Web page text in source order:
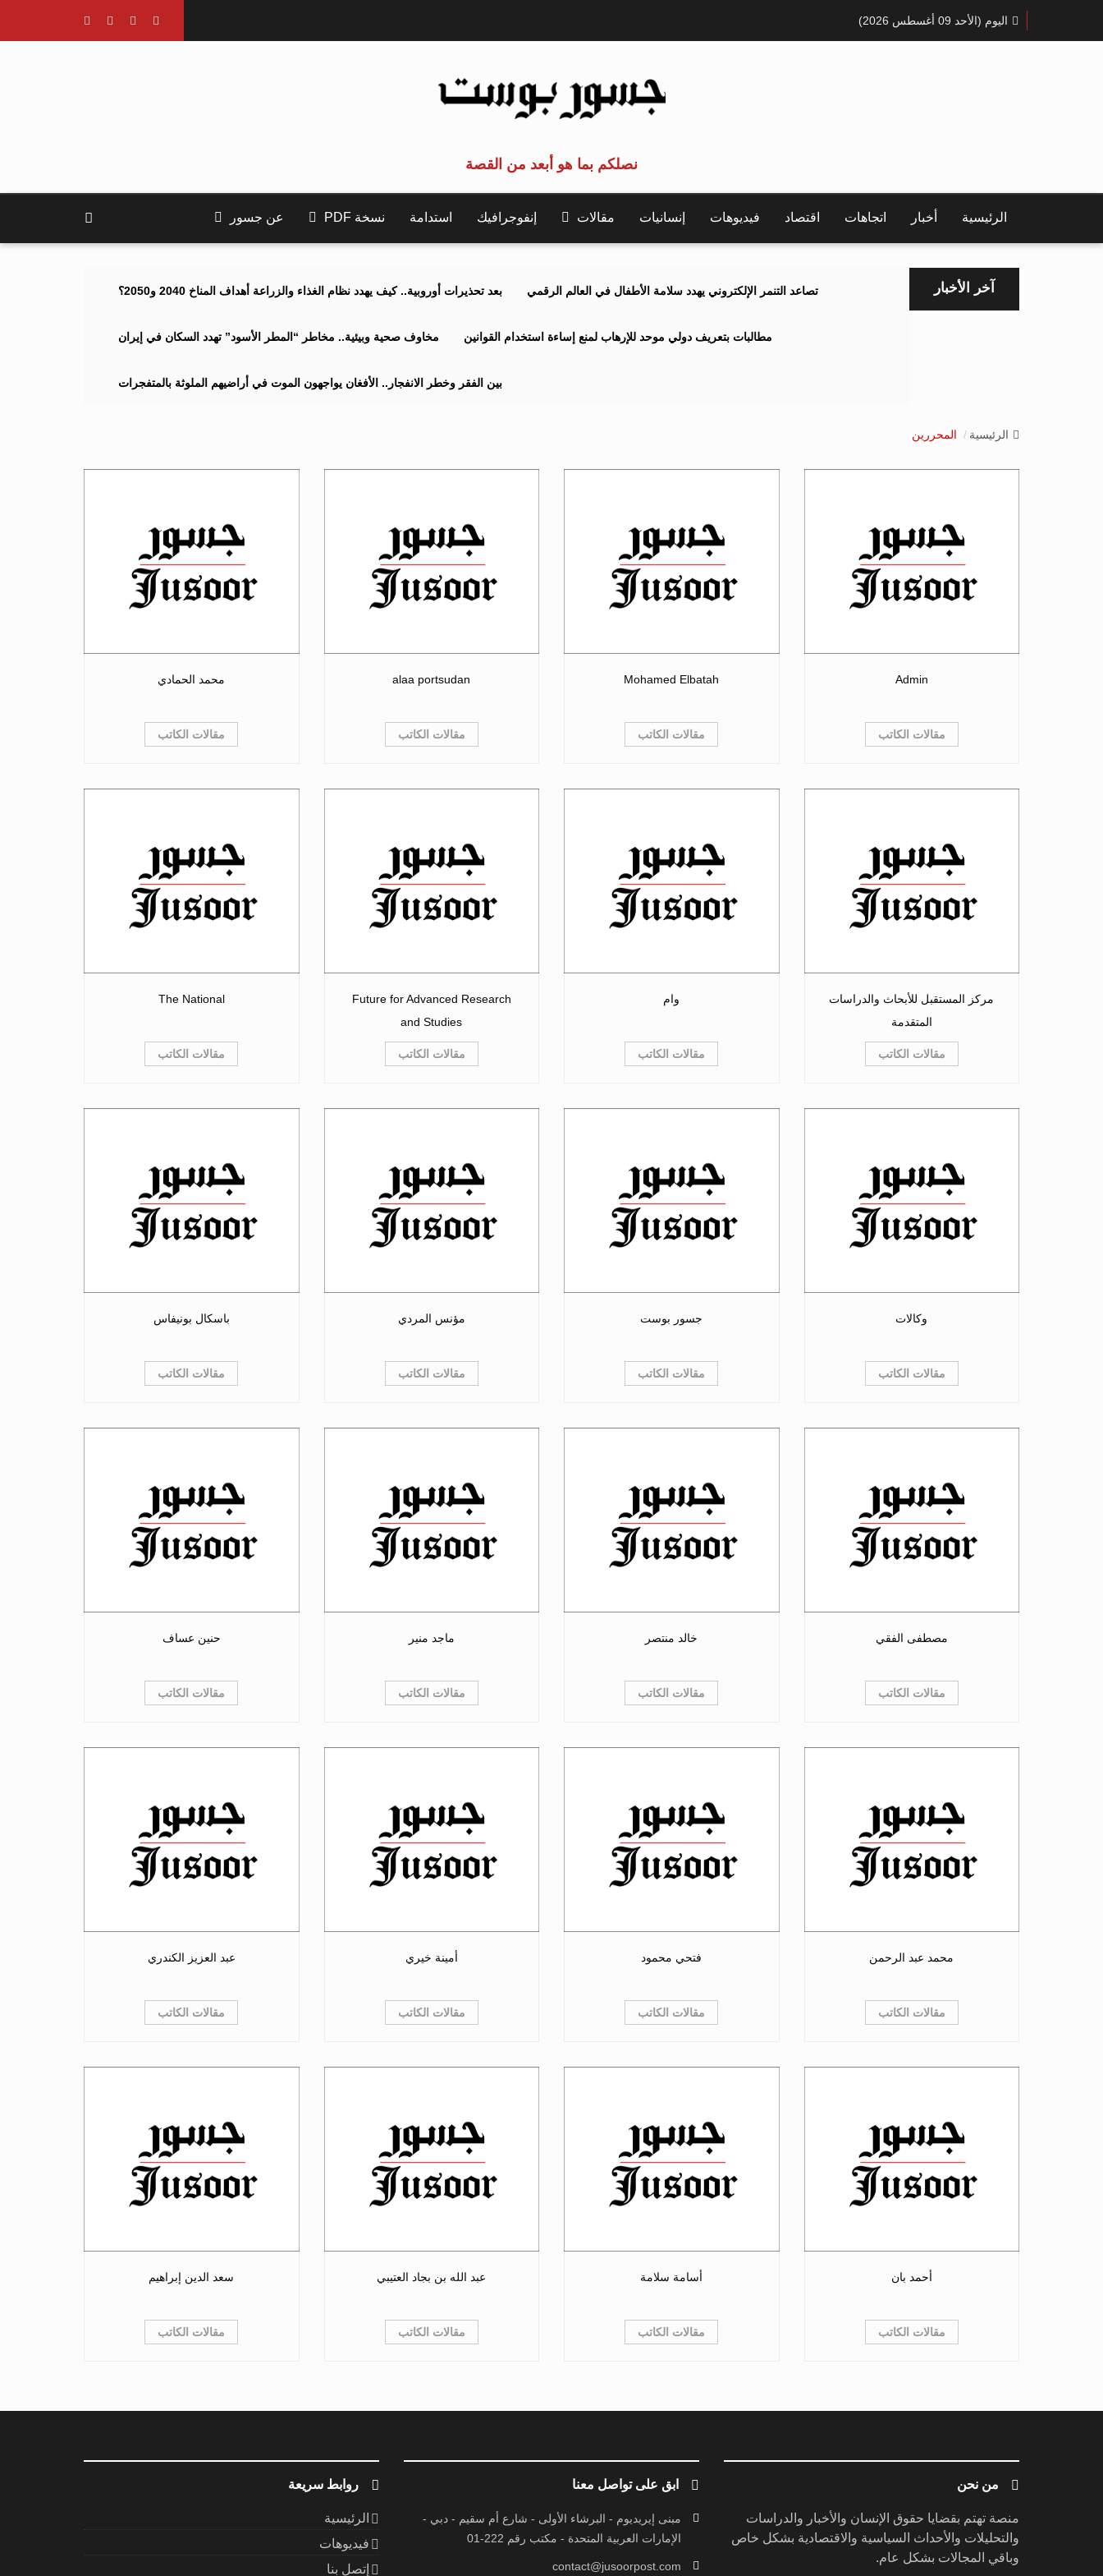
اليوم (الأحد 09 أغسطس 2026)
نصلكم بما هو أبعد من القصة
الرئيسية أخبار اتجاهات اقتصاد فيديوهات إنسانيات مقالات إنفوجرافيك استدامة نسخة PDF عن جسور
آخر الأخبار بعد تحذيرات أوروبية.. كيف يهدد نظام الغذاء والزراعة أهداف المناخ 2040 و2050؟ تصاعد التنمر الإلكتروني يهدد سلامة الأطفال في العالم الرقمي
مخاوف صحية وبيئية.. مخاطر “المطر الأسود” تهدد السكان في إيران مطالبات بتعريف دولي موحد للإرهاب لمنع إساءة استخدام القوانين
بين الفقر وخطر الانفجار.. الأفغان يواجهون الموت في أراضيهم الملوثة بالمتفجرات
الرئيسية المحررين
Admin
مقالات الكاتب
Mohamed Elbatah
مقالات الكاتب
alaa portsudan
مقالات الكاتب
محمد الحمادي
مقالات الكاتب
مركز المستقبل للأبحاث والدراسات
المتقدمة
مقالات الكاتب
وام
مقالات الكاتب
Future for Advanced Research
and Studies
مقالات الكاتب
The National
مقالات الكاتب
وكالات
مقالات الكاتب
جسور بوست
مقالات الكاتب
مؤنس المردي
مقالات الكاتب
باسكال بونيفاس
مقالات الكاتب
مصطفى الفقي
مقالات الكاتب
خالد منتصر
مقالات الكاتب
ماجد منير
مقالات الكاتب
حنين عساف
مقالات الكاتب
محمد عبد الرحمن
مقالات الكاتب
فتحي محمود
مقالات الكاتب
أمينة خيري
مقالات الكاتب
عبد العزيز الكندري
مقالات الكاتب
أحمد بان
مقالات الكاتب
أسامة سلامة
مقالات الكاتب
عبد الله بن بجاد العتيبي
مقالات الكاتب
سعد الدين إبراهيم
مقالات الكاتب
من نحن
منصة تهتم بقضايا حقوق الإنسان والأخبار والدراسات
والتحليلات والأحداث السياسية والاقتصادية بشكل خاص
وباقي المجالات بشكل عام.
ابق على تواصل معنا
مبنى إيريديوم - البرشاء الأولى - شارع أم سقيم - دبي -
الإمارات العربية المتحدة - مكتب رقم 222-01
contact@jusoorpost.com
روابط سريعة
الرئيسية
فيديوهات
إتصل بنا